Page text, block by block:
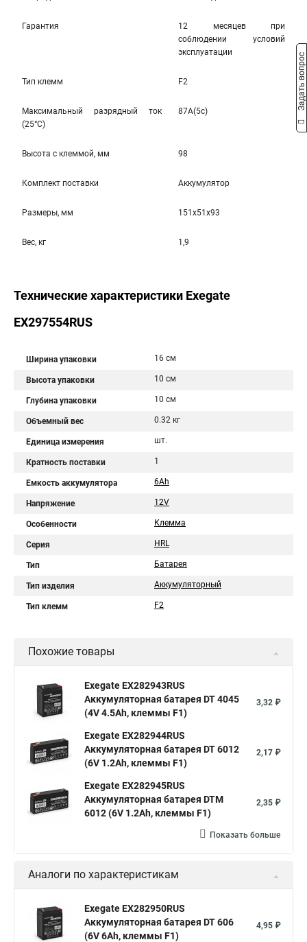
Гарантия
12 месяцев при
соблюдении условий
эксплуатации
Тип клемм F2
Максимальный разрядный ток
(25°С)
87A(5c)
Высота c клеммой, мм 98
Комплект поставки Аккумулятор
Размеры, мм 151x51x93
Вес, кг 1,9
Технические характеристики Exegate
EX297554RUS
Ширина упаковки 16 см
Высота упаковки 10 см
Глубина упаковки 10 см
Объемный вес 0.32 кг
Единица измерения шт.
Кратность поставки 1
Емкость аккумулятора 6Ah
Напряжение 12V
Особенности Клемма
Серия HRL
Тип Батарея
Тип изделия Аккумуляторный
Тип клемм F2
Похожие товары
Exegate EX282943RUS
Аккумуляторная батарея DT 4045
(4V 4.5Ah, клеммы F1)
3,32 ₽
Exegate EX282944RUS
Аккумуляторная батарея DT 6012
(6V 1.2Ah, клеммы F1)
2,17 ₽
Exegate EX282945RUS
Аккумуляторная батарея DTM
6012 (6V 1.2Ah, клеммы F1)
2,35 ₽
Показать больше
Аналоги по характеристикам
Exegate EX282950RUS
Аккумуляторная батарея DT 606
(6V 6Ah, клеммы F1)
4,95 ₽
Задать вопрос